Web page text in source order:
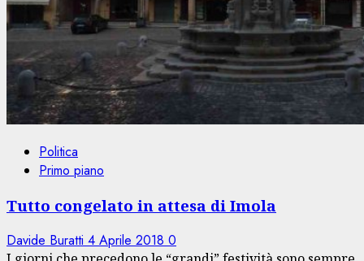
Politica
Primo piano
Tutto congelato in attesa di Imola
Davide Buratti 4 Aprile 2018 0